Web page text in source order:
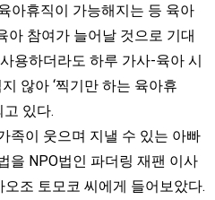
아휴직이 가능해지는 등 육아
아 참여가 늘어날 것으로 기대
용하더라도 하루 가사-육아 시
않아 ‘찍기만 하는 육아휴
고 있다.
족이 웃으며 지낼 수 있는 아빠
을 NPO법인 파더링 재팬 이사
조 토모코 씨에게 들어보았다.